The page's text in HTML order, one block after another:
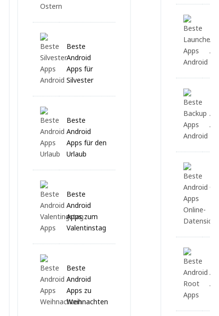
Beste
Android
Apps für
Silvester
Beste
Android
Apps für den
Urlaub
Beste
Android
Apps zum
Valentinstag
Beste
Android
Apps zu
Weihnachten